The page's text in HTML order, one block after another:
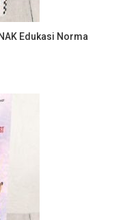
Edukasi Norma